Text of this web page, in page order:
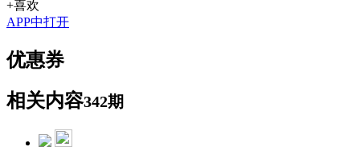
+喜欢
APP中打开
优惠券
相关内容342期